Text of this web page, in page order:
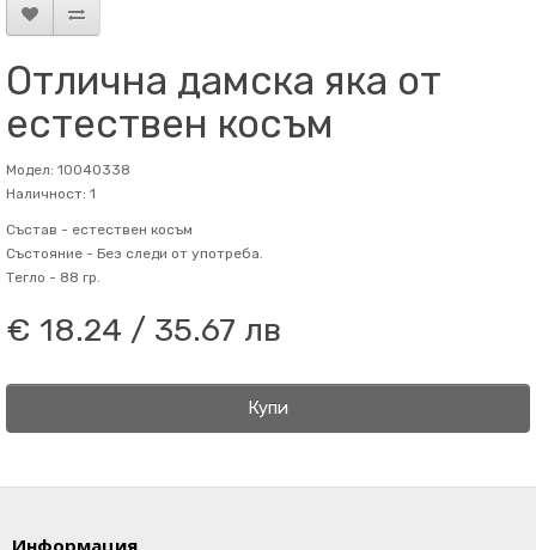
Отлична дамска яка от
естествен косъм
Модел: 10040338
Наличност: 1
Състав - естествен косъм
Състояние - Без следи от употреба.
Тегло - 88 гр.
€ 18.24 / 35.67 лв
Купи
Информация